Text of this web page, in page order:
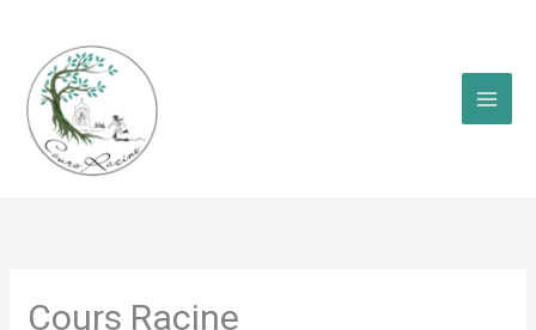
contenu
Cours Racine